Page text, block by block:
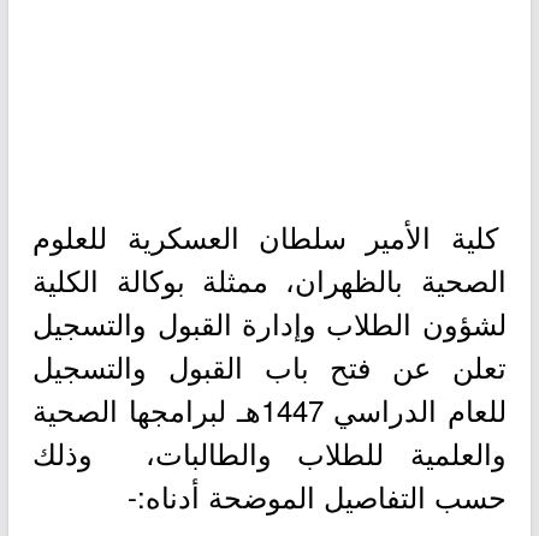
كلية الأمير سلطان العسكرية للعلوم
الصحية بالظهران، ممثلة بوكالة الكلية
لشؤون الطلاب وإدارة القبول والتسجيل
تعلن عن فتح باب القبول والتسجيل
للعام الدراسي 1447هـ لبرامجها الصحية
والعلمية للطلاب والطالبات، وذلك
حسب التفاصيل الموضحة أدناه:-